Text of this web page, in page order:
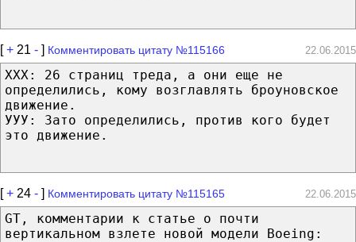
[+ 21 - ] Комментировать цитату №115166 22.06.2015
ХХХ: 26 страниц треда, а они еще не
определились, кому возглавлять броуновское
движение.
УУУ: Зато определились, против кого будет
это движение.
[+ 24 - ] Комментировать цитату №115165 22.06.2015
GT, комментарии к статье о почти
вертикальном взлете новой модели Boeing: